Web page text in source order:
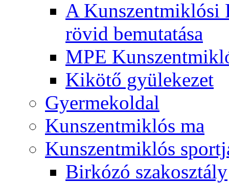
A Kunszentmiklósi
rövid bemutatása
MPE
Kikötő gyülekezet
Gyermekoldal
Kunszentmiklós ma
Kunszentmiklós
Birkózó szakosztály